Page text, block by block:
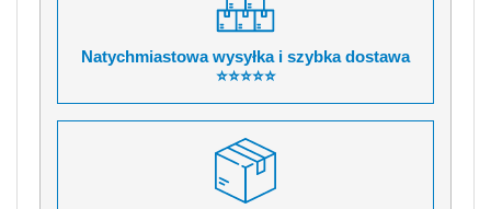
Natychmiastowa wysyłka i szybka dostawa
⭐⭐⭐⭐⭐